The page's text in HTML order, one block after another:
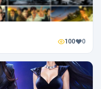
100 0